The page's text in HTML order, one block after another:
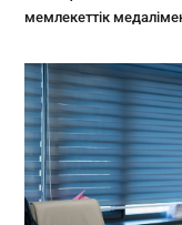
мемлекеттік